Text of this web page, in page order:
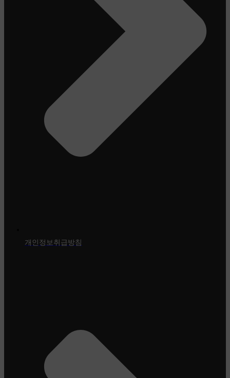
개인정보취급방침